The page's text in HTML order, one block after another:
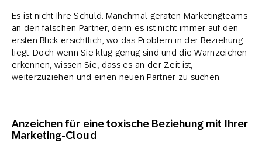
Es ist nicht Ihre Schuld. Manchmal geraten Marketingteams
an den falschen Partner, denn es ist nicht immer auf den
ersten Blick ersichtlich, wo das Problem in der Beziehung
liegt. Doch wenn Sie klug genug sind und die Warnzeichen
erkennen, wissen Sie, dass es an der Zeit ist,
weiterzuziehen und einen neuen Partner zu suchen.
Anzeichen für eine toxische Beziehung mit Ihrer
Marketing-Cloud